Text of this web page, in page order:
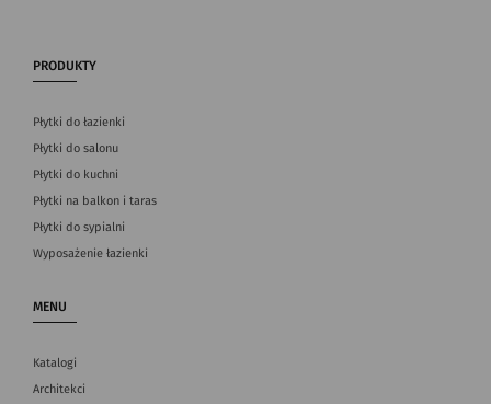
PRODUKTY
Płytki do łazienki
Płytki do salonu
Płytki do kuchni
Płytki na balkon i taras
Płytki do sypialni
Wyposażenie łazienki
MENU
Katalogi
Architekci